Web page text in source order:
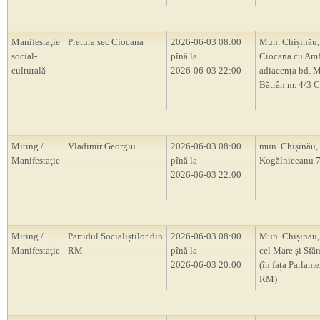
Manifestaţie
social-
culturală
Pretura sec Ciocana
2026-06-03 08:00
pînă la
2026-06-03 22:00
Mun.
Ciocana cu
adiacența bd.
Bătrân nr. 4/3
Miting /
Manifestaţie
Vladimir Georgiu
2026-06-03 08:00
pînă la
2026-06-03 22:00
mun. Chișinău,
Kogălniceanu
Miting /
Manifestaţie
Partidul Socialiștilor din
RM
2026-06-03 08:00
pînă la
2026-06-03 20:00
Mun.
cel Mare și
(în fața
RM)